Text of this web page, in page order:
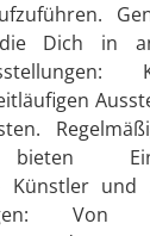
Dich in
bieten
Künstler und